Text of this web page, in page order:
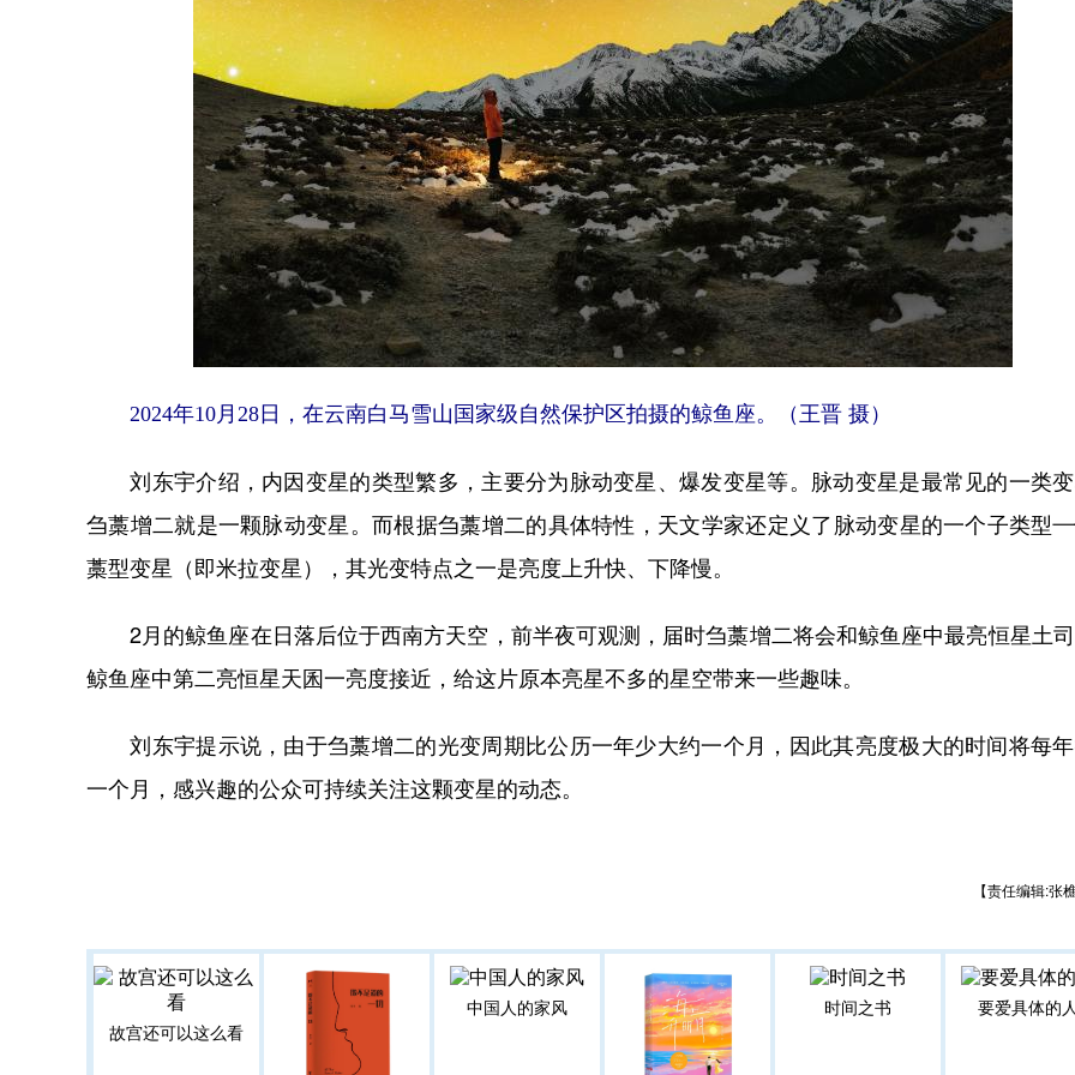
2024年10月28日，在云南白马雪山国家级自然保护区拍摄的鲸鱼座。（王晋 摄）
刘东宇介绍，内因变星的类型繁多，主要分为脉动变星、爆发变星等。脉动变星是最常见的一类变
刍藁增二就是一颗脉动变星。而根据刍藁增二的具体特性，天文学家还定义了脉动变星的一个子类型
藁型变星（即米拉变星），其光变特点之一是亮度上升快、下降慢。
2月的鲸鱼座在日落后位于西南方天空，前半夜可观测，届时刍藁增二将会和鲸鱼座中最亮恒星土司
鲸鱼座中第二亮恒星天囷一亮度接近，给这片原本亮星不多的星空带来一些趣味。
刘东宇提示说，由于刍藁增二的光变周期比公历一年少大约一个月，因此其亮度极大的时间将每
一个月，感兴趣的公众可持续关注这颗变星的动态。
【责任编辑:张
故宫还可以这么看
中国人的家风 时间之书 要爱具体的人